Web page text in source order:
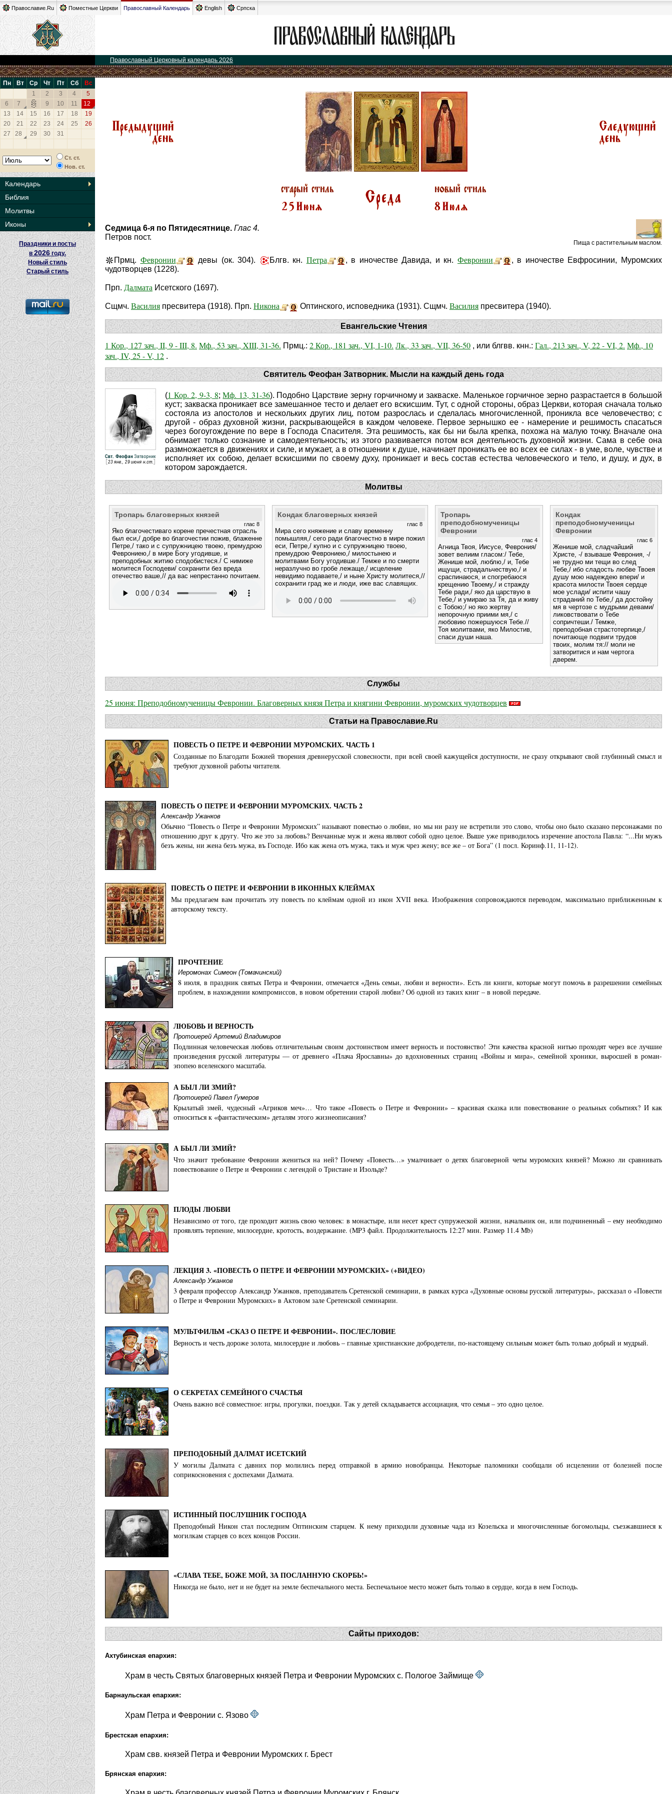
Православие.Ru Поместные Церкви Православный Календарь English Српска
Православный Церковный календарь 2026
Пн Вт Ср Чт Пт Сб
Вс
1
2 3 4
5
6
7 8 9 10 11
12
13
14 15 16 17 18
19
20
21 22 23 24 25
26
27
28 29 30 31
Ст. ст.
Нов. ст.
Календарь
Библия
Молитвы
Иконы
Праздники и посты
в2026 году.
Новый стиль
Старый стиль
Седмица 6-я по Пятидесятнице. Глас 4.
Петров пост.
Пища с растительным маслом.
Прмц. Февронии девы (ок. 304). Блгв. кн. Петра , в иночестве Давида, и кн. Февронии
, в иночестве Евфросинии, Муромских
чудотворцев (1228).
Прп. Далмата Исетского (1697).
Сщмч. Василия пресвитера (1918). Прп. Никона Оптинского, исповедника (1931). Сщмч. Василия пресвитера (1940).
Евангельские Чтения
1 Кор., 127 зач., II, 9 - III, 8. Мф., 53 зач., XIII, 31-36. Прмц.: 2 Кор., 181 зач., VI, 1-10. Лк., 33 зач., VII, 36-50 , или блгвв. кнн.: Гал., 213 зач., V, 22 - VI, 2. Мф., 10
зач., IV, 25 - V, 12 .
Святитель Феофан Затворник. Мысли на каждый день года
(1 Кор. 2, 9-3, 8;Мф. 13, 31-36). Подобно Царствие зерну горчичному и закваске. Маленькое горчичное зерно разрастается в большой
куст; закваска проникает все замешанное тесто и делает его вскисшим. Тут, с одной стороны, образ Церкви, которая сначала только
состояла из апостолов и нескольких других лиц, потом разрослась и сделалась многочисленной, проникла все человечество; с
другой - образ духовной жизни, раскрывающейся в каждом человеке. Первое зернышко ее - намерение и решимость спасаться
через богоугождение по вере в Господа Спасителя. Эта решимость, как бы ни была крепка, похожа на малую точку. Вначале она
обнимает только сознание и самодеятельность; из этого развивается потом вся деятельность духовной жизни. Сама в себе она
размножается в движениях и силе, и мужает, а в отношении к душе, начинает проникать ее во всех ее силах - в уме, воле, чувстве и
иcполняет их собою, делает вскисшими по своему духу, проникает и весь состав естества человеческого и тело, и душу, и дух, в
котором зарождается.
Молитвы
Тропарь благоверных князей
глас 8
Яко благочестиваго корене пречестная отрасль
был еси,/ добре во благочестии пожив, блаженне
Петре,/ тако и с супружницею твоею, премудрою
Феврониею,/ в мире Богу угодивше, и
преподобных житию сподобистеся./ С нимиже
молитеся Господеви/ сохранити без вреда
отечество ваше,// да вас непрестанно почитаем.
Кондак благоверных князей
глас 8
Мира сего княжение и славу временну
помышляя,/ сего ради благочестно в мире пожил
еси, Петре,/ купно и с супружницею твоею,
премудрою Феврониею,/ милостынею и
молитвами Богу угодивше./ Темже и по смерти
неразлучно во гробе лежаще,/ исцеление
невидимо подаваете,/ и ныне Христу молитеся,//
сохранити град же и люди, иже вас славящих.
Тропарь
преподобномученицы
Февронии
глас 4
Агница Твоя, Иисусе, Феврония/
зовет велиим гласом:/ Тебе,
Женише мой, люблю,/ и, Тебе
ищущи, страдальчествую,/ и
сраспинаюся, и спогребаюся
крещению Твоему,/ и стражду
Тебе ради,/ яко да царствую в
Тебе,/ и умираю за Тя, да и живу
с Тобою;/ но яко жертву
непорочную приими мя,/ с
любовию пожершуюся Тебе.//
Тоя молитвами, яко Милостив,
спаси души наша.
Кондак
преподобномученицы
Февронии
глас 6
Женише мой, сладчайший
Христе, -/ взываше Феврония, -/
не трудно ми тещи во след
Тебе,/ ибо сладость любве Твоея
душу мою надеждею впери/ и
красота милости Твоея сердце
мое услади/ испити чашу
страданий по Тебе,/ да достойну
мя в чертозе с мудрыми девами/
ликовствовати о Тебе
сопричтеши./ Темже,
преподобная страстотерпице,/
почитающе подвиги трудов
твоих, молим тя:// моли не
затворитися и нам чертога
дверем.
Службы
25 июня: Преподобномученицы Февронии. Благоверных князя Петра и княгини Февронии, муромских чудотворцев
Статьи на Православие.Ru
ПОВЕСТЬ О ПЕТРЕ И ФЕВРОНИИ МУРОМСКИХ. ЧАСТЬ 1
Созданные по Благодати Божией творения древнерусской словесности, при всей своей кажущейся доступности, не сразу открывают свой глубинный смысл и
требуют духовной работы читателя.
ПОВЕСТЬ О ПЕТРЕ И ФЕВРОНИИ МУРОМСКИХ. ЧАСТЬ 2
Александр Ужанков
Обычно “Повесть о Петре и Февронии Муромских” называют повестью о любви, но мы ни разу не встретили это слово, чтобы оно было сказано персонажами по
отношению друг к другу. Что же это за любовь? Венчанные муж и жена являют собой одно целое. Выше уже приводилось изречение апостола Павла: “...Ни мужъ
безъ жены, ни жена безъ мужа, въ Господе. Ибо как жена отъ мужа, такъ и муж чрез жену; все же – от Бога” (1 посл. Коринф.11, 11-12).
ПОВЕСТЬ О ПЕТРЕ И ФЕВРОНИИ В ИКОННЫХ КЛЕЙМАХ
Мы предлагаем вам прочитать эту повесть по клеймам одной из икон XVII века. Изображения сопровождаются переводом, максимально приближенным к
авторскому тексту.
ПРОЧТЕНИЕ
Иеромонах Симеон (Томачинский)
8 июля, в праздник святых Петра и Февронии, отмечается «День семьи, любви и верности». Есть ли книги, которые могут помочь в разрешении семейных
проблем, в нахождении компромиссов, в новом обретении старой любви? Об одной из таких книг – в новой передаче.
ЛЮБОВЬ И ВЕРНОСТЬ
Протоиерей Артемий Владимиров
Подлинная человеческая любовь отличительным своим достоинством имеет верность и постоянство! Эти качества красной нитью проходят через все лучшие
произведения русской литературы — от древнего «Плача Ярославны» до вдохновенных страниц «Войны и мира», семейной хроники, выросшей в роман-
эпопею вселенского масштаба.
А БЫЛ ЛИ ЗМИЙ?
Протоиерей Павел Гумеров
Крылатый змей, чудесный «Агриков меч»… Что такое «Повесть о Петре и Февронии» – красивая сказка или повествование о реальных событиях? И как
относиться к «фантастическим» деталям этого жизнеописания?
А БЫЛ ЛИ ЗМИЙ?
Что значит требование Февронии жениться на ней? Почему «Повесть…» умалчивает о детях благоверной четы муромских князей? Можно ли сравнивать
повествование о Петре и Февронии с легендой о Тристане и Изольде?
ПЛОДЫ ЛЮБВИ
Независимо от того, где проходит жизнь свою человек: в монастыре, или несет крест супружеской жизни, начальник он, или подчиненный – ему необходимо
проявлять терпение, милосердие, кротость, воздержание. (MP3 файл. Продолжительность 12:27 мин. Размер 11.4 Mb)
ЛЕКЦИЯ 3. «ПОВЕСТЬ О ПЕТРЕ И ФЕВРОНИИ МУРОМСКИХ» (+ВИДЕО)
Александр Ужанков
3 февраля профессор Александр Ужанков, преподаватель Сретенской семинарии, в рамках курса «Духовные основы русской литературы», рассказал о «Повести
о Петре и Февронии Муромских» в Актовом зале Сретенской семинарии.
МУЛЬТФИЛЬМ «СКАЗ О ПЕТРЕ И ФЕВРОНИИ». ПОСЛЕСЛОВИЕ
Верность и честь дороже золота, милосердие и любовь – главные христианские добродетели, по-настоящему сильным может быть только добрый и мудрый.
О СЕКРЕТАХ СЕМЕЙНОГО СЧАСТЬЯ
Очень важно всё совместное: игры, прогулки, поездки. Так у детей складывается ассоциация, что семья – это одно целое.
ПРЕПОДОБНЫЙ ДАЛМАТ ИСЕТСКИЙ
У могилы Далмата с давних пор молились перед отправкой в армию новобранцы. Некоторые паломники сообщали об исцелении от болезней после
соприкосновения с доспехами Далмата.
ИСТИННЫЙ ПОСЛУШНИК ГОСПОДА
Преподобный Никон стал последним Оптинским старцем. К нему приходили духовные чада из Козельска и многочисленные богомольцы, съезжавшиеся к
могилкам старцев со всех концов России.
«СЛАВА ТЕБЕ, БОЖЕ МОЙ, ЗА ПОСЛАННУЮ СКОРБЬ!»
Никогда не было, нет и не будет на земле беспечального места. Беспечальное место может быть только в сердце, когда в нем Господь.
Сайты приходов:
Ахтубинская епархия:
Храм в честь Святых благоверных князей Петра и Февронии Муромских с. Пологое Займище
Барнаульская епархия:
Храм Петра и Февронии с. Язово
Брестская епархия:
Храм свв. князей Петра и Февронии Муромских г. Брест
Брянская епархия: